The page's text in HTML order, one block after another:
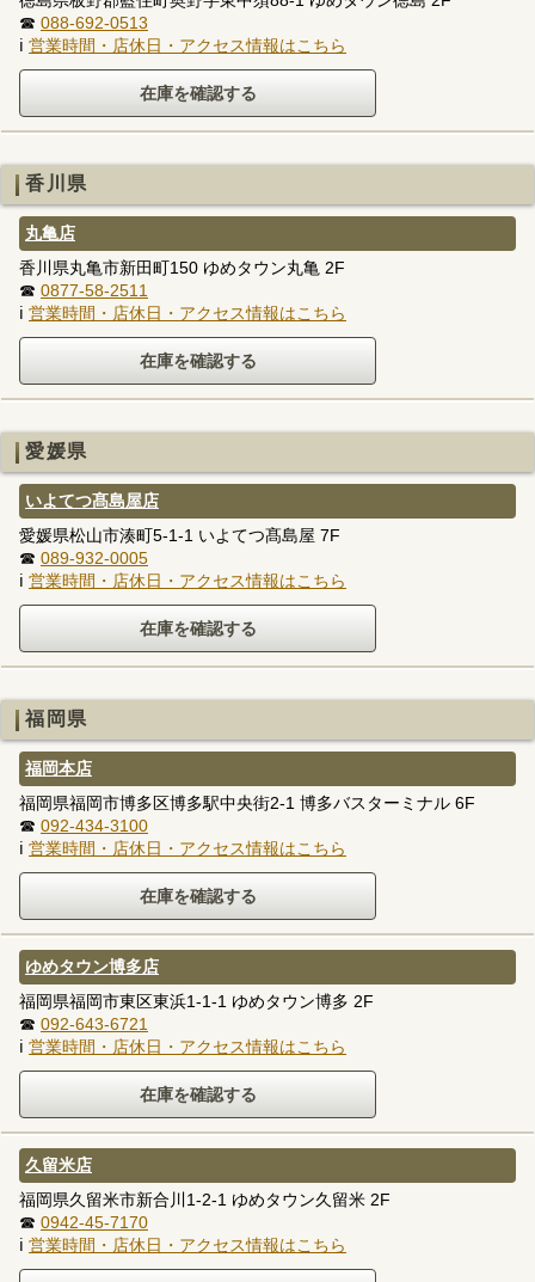
☎ 088-692-0513
ℹ 営業時間・店休日・アクセス情報はこちら
香川県
丸亀店
香川県丸亀市新田町150 ゆめタウン丸亀 2F
☎ 0877-58-2511
ℹ 営業時間・店休日・アクセス情報はこちら
愛媛県
いよてつ髙島屋店
愛媛県松山市湊町5-1-1 いよてつ髙島屋 7F
☎ 089-932-0005
ℹ 営業時間・店休日・アクセス情報はこちら
福岡県
福岡本店
福岡県福岡市博多区博多駅中央街2-1 博多バスターミナル 6F
☎ 092-434-3100
ℹ 営業時間・店休日・アクセス情報はこちら
ゆめタウン博多店
福岡県福岡市東区東浜1-1-1 ゆめタウン博多 2F
☎ 092-643-6721
ℹ 営業時間・店休日・アクセス情報はこちら
久留米店
福岡県久留米市新合川1-2-1 ゆめタウン久留米 2F
☎ 0942-45-7170
ℹ 営業時間・店休日・アクセス情報はこちら